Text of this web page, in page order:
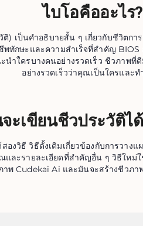
ไบโอคืออะไร?
) เป็นคำอธิบายสั้น ๆ เกี่ยวกับชีวิตกา
ทักษะและความสำเร็จที่สำคัญ BIOS
นำใครบางคนอย่างรวดเร็ว ชีวภาพ
อย่างรวดเร็วว่าคุณเป็นใครและท
ะเขียนชีวประวัติไ
งวิธี วิธีดั้งเดิมเกี่ยวข้องกับการวาง
และรายละเอียดที่สำคัญอื่น ๆ วิธีใหม่
าพ Cudekai Ai และมันจะสร้างชีวภ